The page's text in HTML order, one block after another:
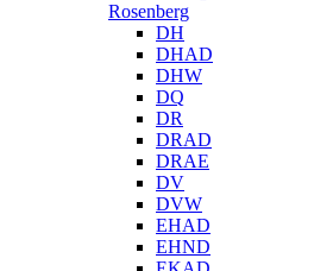
Rosenberg
DH
DHAD
DHW
DQ
DR
DRAD
DRAE
DV
DVW
EHAD
EHND